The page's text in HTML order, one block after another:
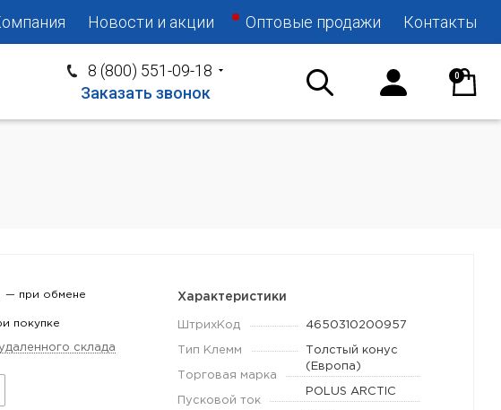
Новости и акции Оптовые продажи Контакты
8 (800) 551-09-18
Заказать звонок
0
— при обмене
покупке
склада
Характеристики
ШтрихКод 4650310200957
Тип Клемм
Толстый конус
(Европа)
Торговая марка
POLUS ARCTIC
Пусковой ток